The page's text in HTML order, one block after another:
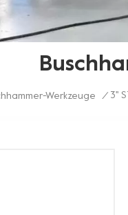
Werkzeuge / 3''